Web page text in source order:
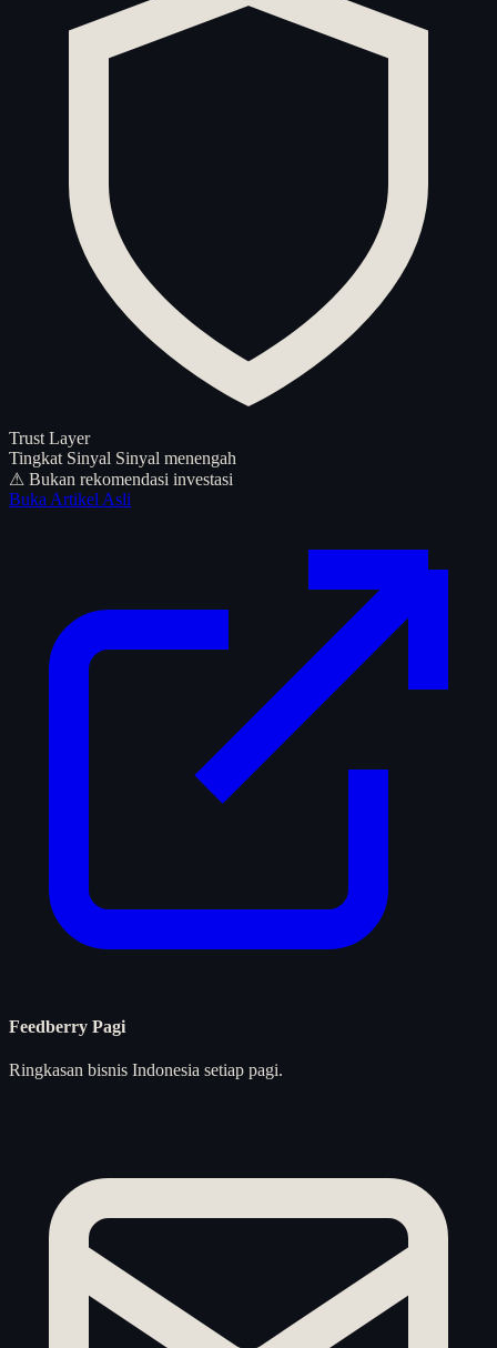
Trust Layer
Tingkat Sinyal Sinyal menengah
⚠ Bukan rekomendasi investasi
Buka Artikel Asli
Feedberry Pagi
Ringkasan bisnis Indonesia setiap pagi.